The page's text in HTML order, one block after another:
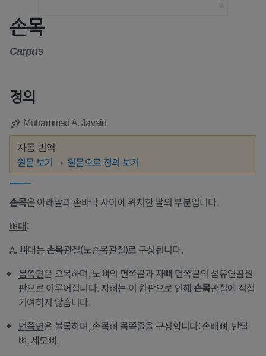
손목
Carpus
정의
Muhammad A. Javaid
자동 번역
원문 보기 원문으로 정의 보기
손목은 아래팔과 손바닥 사이에 위치한 팔의 부분입니다.
뼈대:
A. 뼈대는손목관절(노손목관절)로 구성됩니다.
몸쪽면은 오목하며, 노뼈의 먼쪽끝과 자뼈 먼쪽끝의 섬유연골원
판으로 이루어집니다. 자뼈는 이 원판으로 인해 손목관절에 직접
기여하지 않습니다.
먼쪽면은 볼록하며, 손목뼈 몸쪽줄을 구성합니다: 손배뼈, 반달
뼈, 세모뼈.